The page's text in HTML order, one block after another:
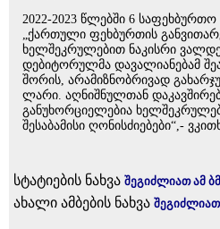
2022-2023 წლებში 6
„ქართული ფეხბურთის
ხელშეკრულებით ნაკისრი
დებიტორულმა დავალიანებამ
შორის, არამიზნობრივად
ლარი. აღნიშნულთან
განუხორციელებია
შესაბამისი ღონისძიებები“,-
სტატიების ნახვა შეგიძლიათ ამ
ახალი ამბების ნახვა